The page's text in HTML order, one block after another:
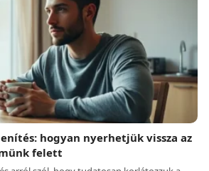
hogyan nyerhetjük vissza az
felett